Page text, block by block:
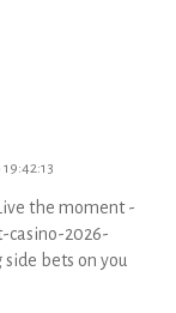
the moment -
casino-2026-
bets on you